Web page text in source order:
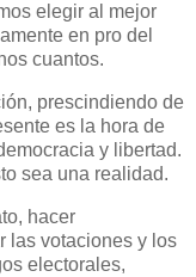
elegir al mejor
en pro del
cuantos.
prescindiendo de
es la hora de
y libertad.
sea una realidad.
hacer
las votaciones y los
electorales,